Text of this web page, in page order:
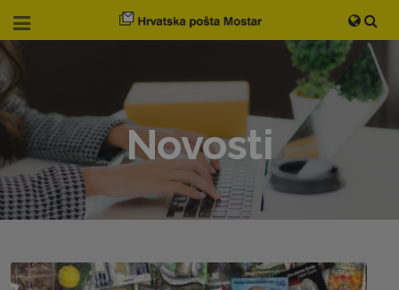
Novosti